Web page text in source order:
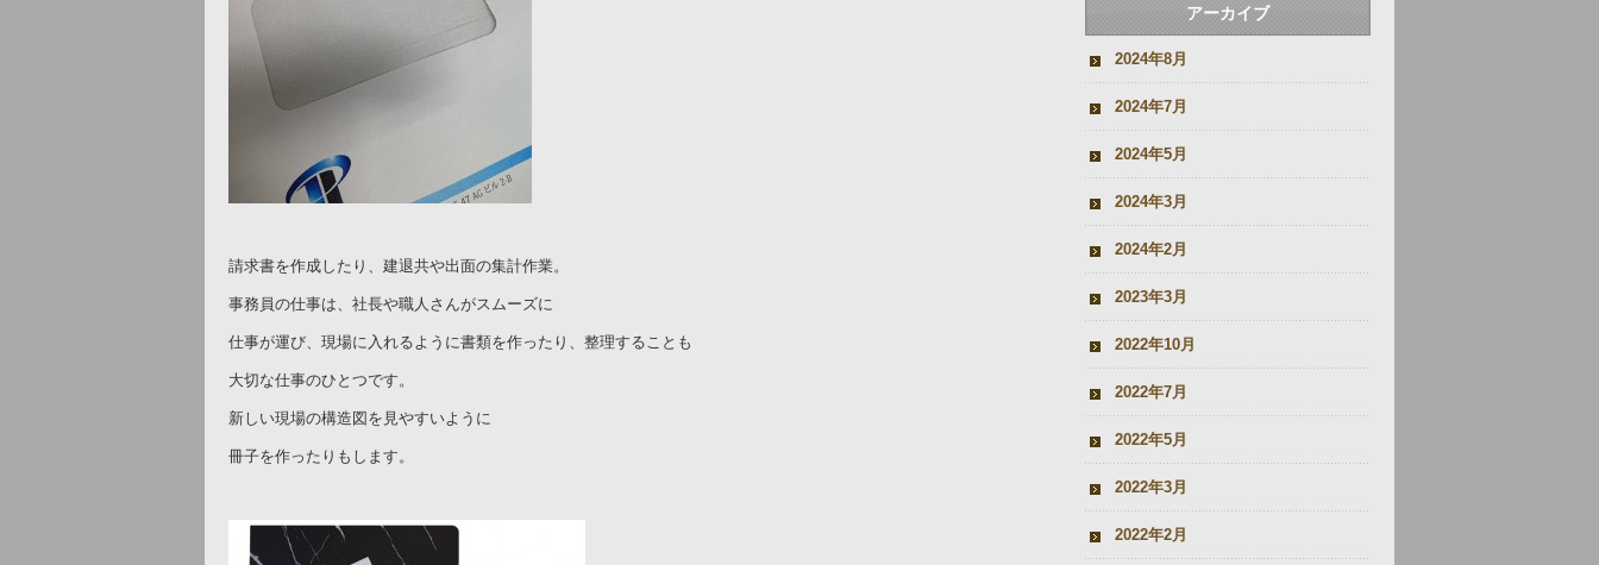
請求書を作成したり、建退共や出面の集計作業。
事務員の仕事は、社長や職人さんがスムーズに
仕事が運び、現場に入れるように書類を作ったり、整理することも
大切な仕事のひとつです。
新しい現場の構造図を見やすいように
冊子を作ったりもします。
アーカイブ
2024年8月
2024年7月
2024年5月
2024年3月
2024年2月
2023年3月
2022年10月
2022年7月
2022年5月
2022年3月
2022年2月